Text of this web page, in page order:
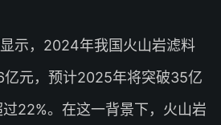
示，2024年我国火山岩滤料
元，预计2025年将突破35亿
22%。在这一背景下，火山岩